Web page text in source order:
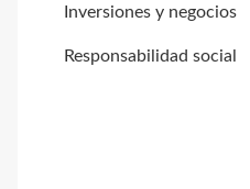
Inversiones y negocios
Responsabilidad social